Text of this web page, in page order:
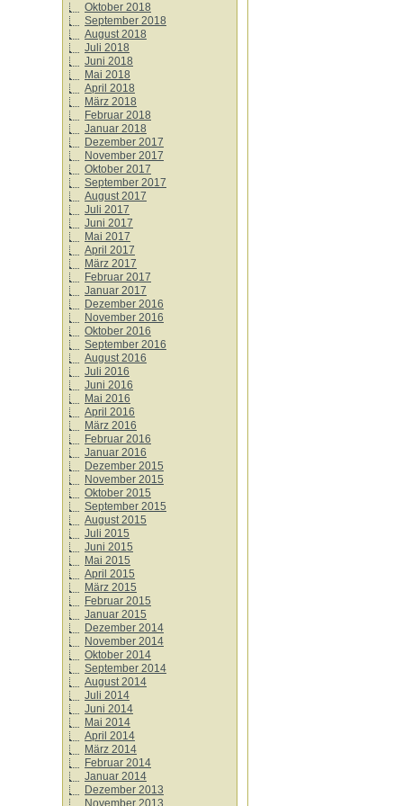
Oktober 2018
September 2018
August 2018
Juli 2018
Juni 2018
Mai 2018
April 2018
März 2018
Februar 2018
Januar 2018
Dezember 2017
November 2017
Oktober 2017
September 2017
August 2017
Juli 2017
Juni 2017
Mai 2017
April 2017
März 2017
Februar 2017
Januar 2017
Dezember 2016
November 2016
Oktober 2016
September 2016
August 2016
Juli 2016
Juni 2016
Mai 2016
April 2016
März 2016
Februar 2016
Januar 2016
Dezember 2015
November 2015
Oktober 2015
September 2015
August 2015
Juli 2015
Juni 2015
Mai 2015
April 2015
März 2015
Februar 2015
Januar 2015
Dezember 2014
November 2014
Oktober 2014
September 2014
August 2014
Juli 2014
Juni 2014
Mai 2014
April 2014
März 2014
Februar 2014
Januar 2014
Dezember 2013
November 2013